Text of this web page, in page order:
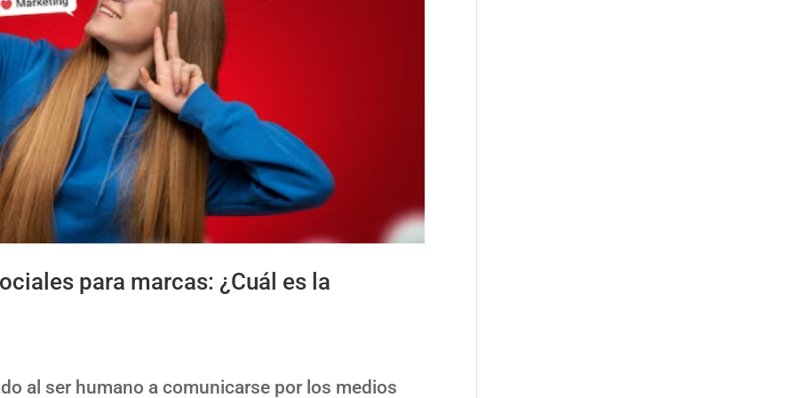
para marcas: ¿Cuál es la
al ser humano a comunicarse por los medios